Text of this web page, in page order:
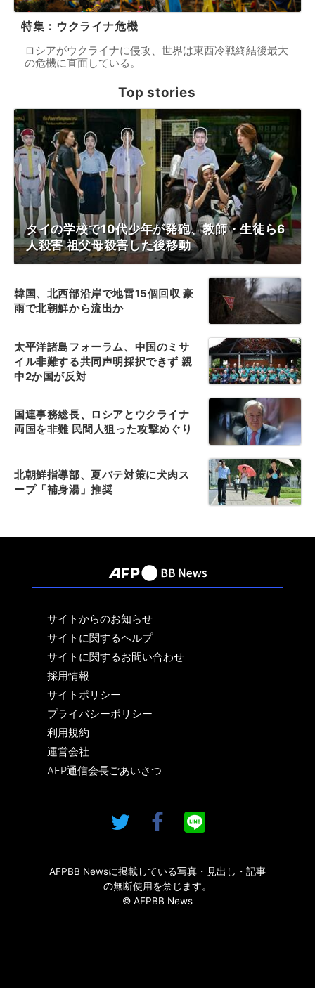
特集：ウクライナ危機
ロシアがウクライナに侵攻、世界は東西冷戦終結後最大
の危機に直面している。
Top stories
タイの学校で10代少年が発砲、教師・生徒ら6
人殺害 祖父母殺害した後移動
韓国、北西部沿岸で地雷15個回収 豪
雨で北朝鮮から流出か
太平洋諸島フォーラム、中国のミサ
イル非難する共同声明採択できず 親
中2か国が反対
国連事務総長、ロシアとウクライナ
両国を非難 民間人狙った攻撃めぐり
北朝鮮指導部、夏バテ対策に犬肉ス
ープ「補身湯」推奨
サイトからのお知らせ
サイトに関するヘルプ
サイトに関するお問い合わせ
採用情報
サイトポリシー
プライバシーポリシー
利用規約
運営会社
AFP通信会長ごあいさつ
AFPBB Newsに掲載している写真・見出し・記事
の無断使用を禁じます。
© AFPBB News